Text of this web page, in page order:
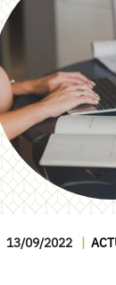
13/09/2022